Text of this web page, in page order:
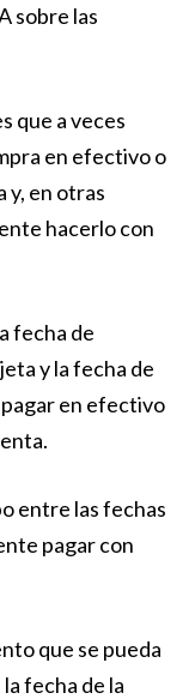
sobre las
que a veces
en efectivo o
y, en otras
hacerlo con
fecha de
y la fecha de
en efectivo
entre las fechas
pagar con
que se pueda
fecha de la